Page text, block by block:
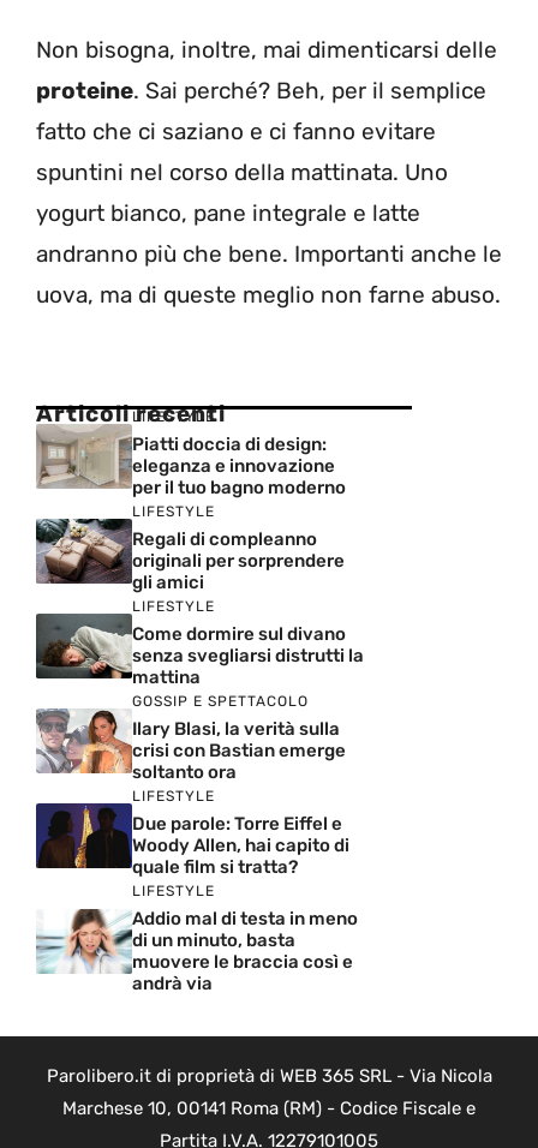
Non bisogna, inoltre, mai dimenticarsi delle
proteine. Sai perché? Beh, per il semplice
fatto che ci saziano e ci fanno evitare
spuntini nel corso della mattinata. Uno
yogurt bianco, pane integrale e latte
andranno più che bene. Importanti anche le
uova, ma di queste meglio non farne abuso.
Articoli recenti
LIFESTYLE
Piatti doccia di design:
eleganza e innovazione
per il tuo bagno moderno
LIFESTYLE
Regali di compleanno
originali per sorprendere
gli amici
LIFESTYLE
Come dormire sul divano
senza svegliarsi distrutti la
mattina
GOSSIP E SPETTACOLO
Ilary Blasi, la verità sulla
crisi con Bastian emerge
soltanto ora
LIFESTYLE
Due parole: Torre Eiffel e
Woody Allen, hai capito di
quale film si tratta?
LIFESTYLE
Addio mal di testa in meno
di un minuto, basta
muovere le braccia così e
andrà via
Parolibero.it di proprietà di WEB 365 SRL - Via Nicola
Marchese 10, 00141 Roma (RM) - Codice Fiscale e
Partita I.V.A. 12279101005